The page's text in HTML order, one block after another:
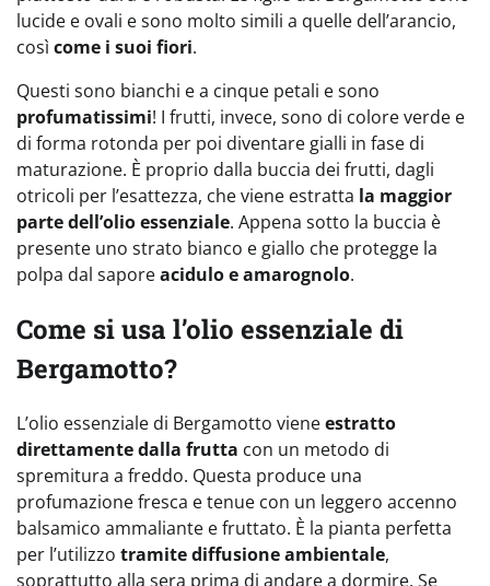
lucide e ovali e sono molto simili a quelle dell’arancio,
così come i suoi fiori.
Questi sono bianchi e a cinque petali e sono
profumatissimi! I frutti, invece, sono di colore verde e
di forma rotonda per poi diventare gialli in fase di
maturazione. È proprio dalla buccia dei frutti, dagli
otricoli per l’esattezza, che viene estratta la maggior
parte dell’olio essenziale. Appena sotto la buccia è
presente uno strato bianco e giallo che protegge la
polpa dal saporeacidulo e amarognolo.
Come si usa l’olio essenziale di
Bergamotto?
L’olio essenziale di Bergamotto vieneestratto
direttamente dalla frutta con un metodo di
spremitura a freddo. Questa produce una
profumazione fresca e tenue con un leggero accenno
balsamico ammaliante e fruttato. È la pianta perfetta
per l’utilizzo tramite diffusione ambientale,
soprattutto alla sera prima di andare a dormire. Se